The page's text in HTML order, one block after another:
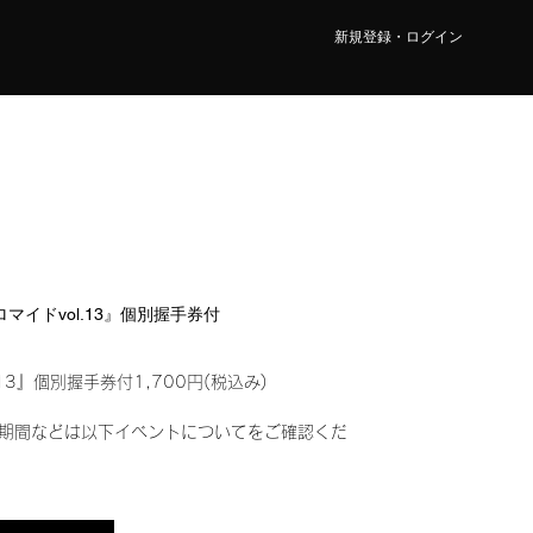
新規登録・ログイン
マイドvol.13』個別握手券付
』個別握手券付1,700円(税込み)
間などは以下イベントについてをご確認くだ